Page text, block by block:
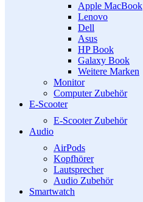
Apple MacBook
Lenovo
Dell
Asus
HP Book
Galaxy Book
Weitere Marken
Monitor
Computer Zubehör
E-Scooter
E-Scooter Zubehör
Audio
AirPods
Kopfhörer
Lautsprecher
Audio Zubehör
Smartwatch